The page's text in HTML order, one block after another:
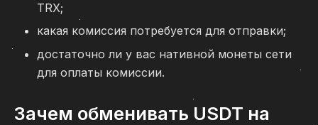
TRX;
какая комиссия потребуется для отправки;
достаточно ли у вас нативной монеты сети
для оплаты комиссии.
Зачем обменивать USDT на